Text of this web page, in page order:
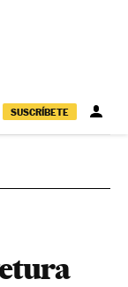
SUSCRÍBETE